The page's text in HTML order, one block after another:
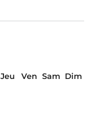
Jeu Ven Sam Dim